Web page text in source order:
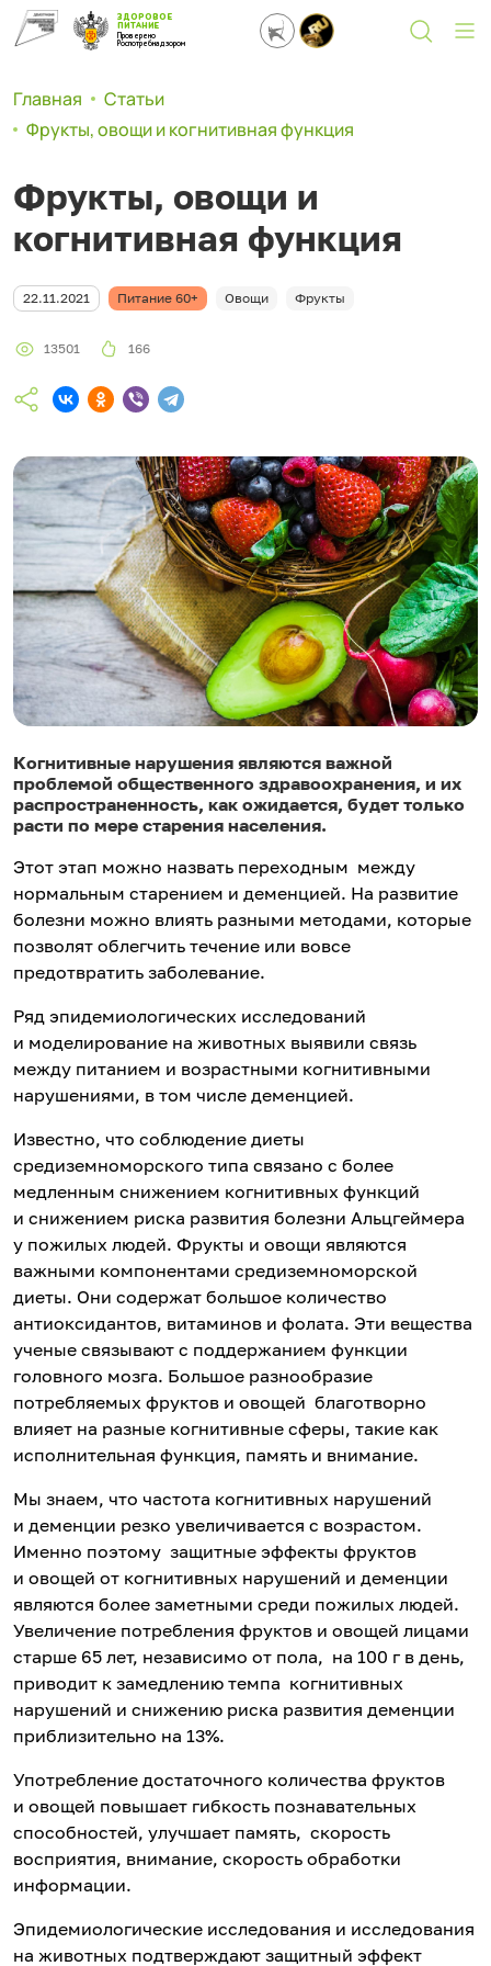
ЗДОРОВОЕ
ПИТАНИЕ
Проверено
Роспотребнадзором
Главная
Статьи
Фрукты, овощи и когнитивная функция
Фрукты, овощи и
когнитивная функция
22.11.2021 Питание 60+ Овощи Фрукты
13501 166
Когнитивные нарушения являются важной
проблемой общественного здравоохранения, и их
распространенность, как ожидается, будет только
расти по мере старения населения.
Этот этап можно назвать переходным между
нормальным старением и деменцией. На развитие
болезни можно влиять разными методами, которые
позволят облегчить течение или вовсе
предотвратить заболевание.
Ряд эпидемиологических исследований
и моделирование на животных выявили связь
между питанием и возрастными когнитивными
нарушениями, в том числе деменцией.
Известно, что соблюдение диеты
средиземноморского типа связано с более
медленным снижением когнитивных функций
и снижением риска развития болезни Альцгеймера
у пожилых людей. Фрукты и овощи являются
важными компонентами средиземноморской
диеты. Они содержат большое количество
антиоксидантов, витаминов и фолата. Эти вещества
ученые связывают с поддержанием функции
головного мозга. Большое разнообразие
потребляемых фруктов и овощей благотворно
влияет на разные когнитивные сферы, такие как
исполнительная функция, память и внимание.
Мы знаем, что частота когнитивных нарушений
и деменции резко увеличивается с возрастом.
Именно поэтому защитные эффекты фруктов
и овощей от когнитивных нарушений и деменции
являются более заметными среди пожилых людей.
Увеличение потребления фруктов и овощей лицами
старше 65 лет, независимо от пола, на 100 г в день,
приводит к замедлению темпа когнитивных
нарушений и снижению риска развития деменции
приблизительно на 13%.
Употребление достаточного количества фруктов
и овощей повышает гибкость познавательных
способностей, улучшает память, скорость
восприятия, внимание, скорость обработки
информации.
Эпидемиологические исследования и исследования
на животных подтверждают защитный эффект